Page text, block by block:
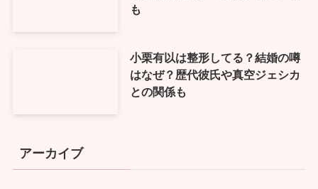
も
小栗有以は整形してる？結婚の噂
はなぜ？歴代彼氏や真空ジェシカ
との関係も
アーカイブ